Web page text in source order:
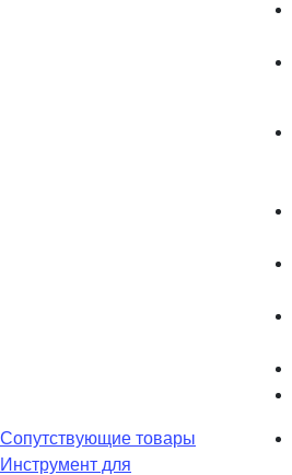
Сопутствующие товары
Инструмент для